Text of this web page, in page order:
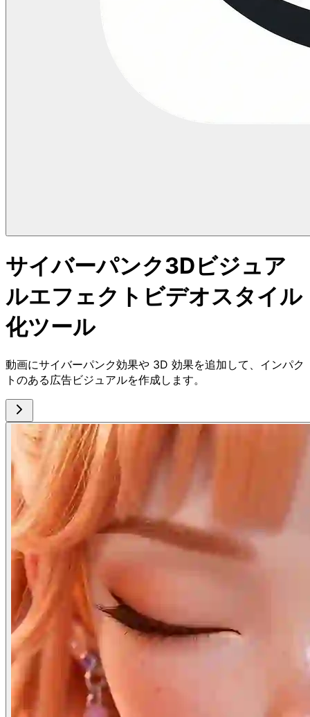
サイバーパンク3Dビジュア
ルエフェクトビデオスタイル
化ツール
動画にサイバーパンク効果や 3D 効果を追加して、インパク
トのある広告ビジュアルを作成します。